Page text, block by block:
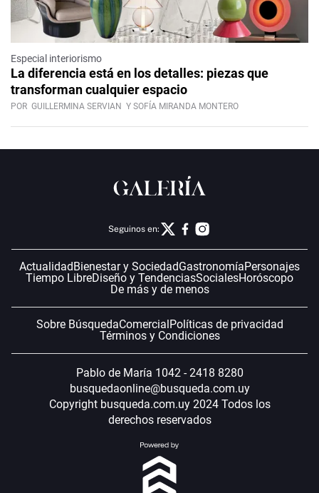
Especial interiorismo
La diferencia está en los detalles: piezas que
transforman cualquier espacio
POR GUILLERMINA SERVIAN Y SOFÍA MIRANDA MONTERO
Seguinos en:
ActualidadBienestar y SociedadGastronomíaPersonajes
Tiempo LibreDiseño y TendenciasSocialesHoróscopo
De más y de menos
Sobre BúsquedaComercialPolíticas de privacidad
Términos y Condiciones
Pablo de María 1042 - 2418 8280
busquedaonline@busqueda.com.uy
Copyright busqueda.com.uy 2024 Todos los
derechos reservados